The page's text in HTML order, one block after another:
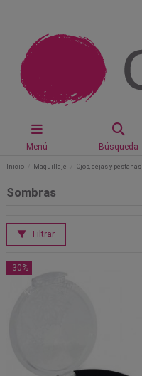
Menú Búsqueda
Inicio Maquillaje Ojos, cejas y pestañas
Sombras
Filtrar
-30%